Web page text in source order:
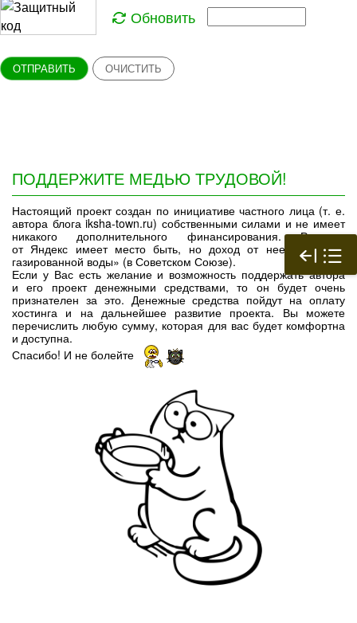
Обновить
ОТПРАВИТЬ ОЧИСТИТЬ
ПОДДЕРЖИТЕ МЕДЬЮ ТРУДОВОЙ!
Настоящий проект создан по инициативе частного лица (т. е.
автора блога iksha-town.ru) собственными силами и не имеет
никакого дополнительного финансирования. Реклама
от Яндекс имеет место быть, но доход от нее «дешевле
газированной воды» (в Советском Союзе).
Если у Вас есть желание и возможность поддержать автора
и его проект денежными средствами, то он будет очень
признателен за это. Денежные средства пойдут на оплату
хостинга и на дальнейшее развитие проекта. Вы можете
перечислить любую сумму, которая для вас будет комфортна
и доступна.
Спасибо! И не болейте